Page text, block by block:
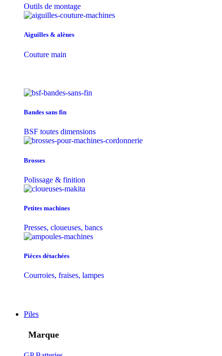
Outils de montage
Aiguilles & alènes
Couture main
Bandes sans fin
BSF toutes dimensions
Brosses
Polissage & finition
Petites machines
Presses, cloueuses, bancs
Pièces détachées
Courroies, fraises, lampes
Piles
Marque